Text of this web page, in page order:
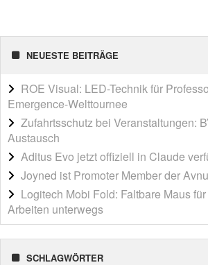
NEUESTE BEITRÄGE
ROE Visual: LED-Technik für
Emergence-Welttournee
Zufahrtsschutz bei Veranstaltungen:
Austausch
Aditus Evo jetzt offiziell in Claude
Joyned ist Promoter Member der
Logitech Mobi Fold: Faltbare Maus
Arbeiten unterwegs
SCHLAGWÖRTER